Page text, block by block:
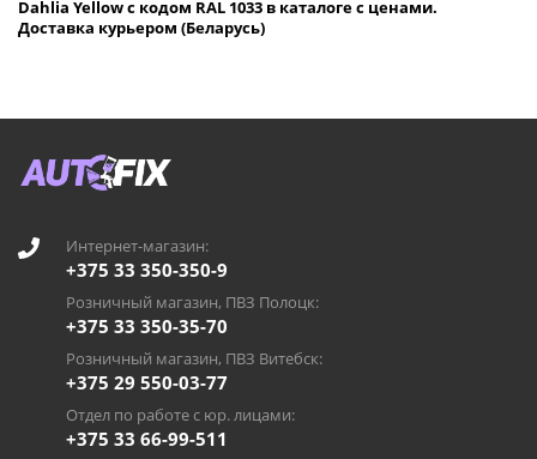
Dahlia Yellow с кодом RAL 1033 в каталоге с ценами.
Доставка курьером (Беларусь)
Интернет-магазин:
+375 33 350-350-9
Розничный магазин, ПВЗ Полоцк:
+375 33 350-35-70
Розничный магазин, ПВЗ Витебск:
+375 29 550-03-77
Отдел по работе с юр. лицами:
+375 33 66-99-511